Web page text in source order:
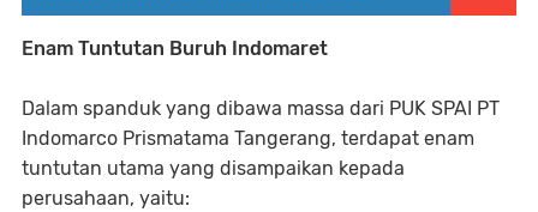
Enam Tuntutan Buruh Indomaret
Dalam spanduk yang dibawa massa dari PUK SPAI PT
Indomarco Prismatama Tangerang, terdapat enam
tuntutan utama yang disampaikan kepada
perusahaan, yaitu: